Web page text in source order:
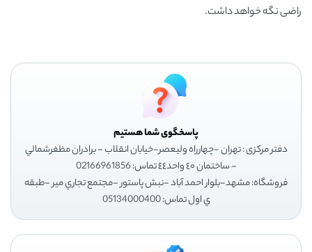
راضی نگه خواهد داشت.
پاسخگوی شما هستیم
دفتر مرکزی : تهران -چهارراه وليعصر-خيابان انقلاب - برادران مظفرشمالي
- ساختمان ٤٠ واحد٤٤ تماس: 02166961856
فروشگاه: مشهد-بلوار احمد آباد -نبش پاستور -مجتمع تجاري مير -طبقه
ي اول تماس: 05134000400